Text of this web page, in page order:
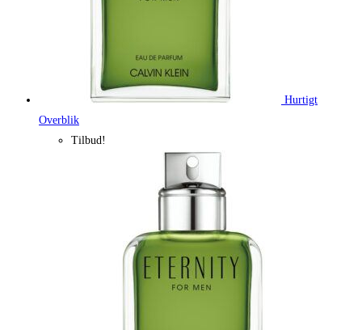
Hurtigt
Overblik
Tilbud!